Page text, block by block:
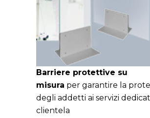
Barriere protettive su
misura per garantire la
degli addetti ai servizi
clientela